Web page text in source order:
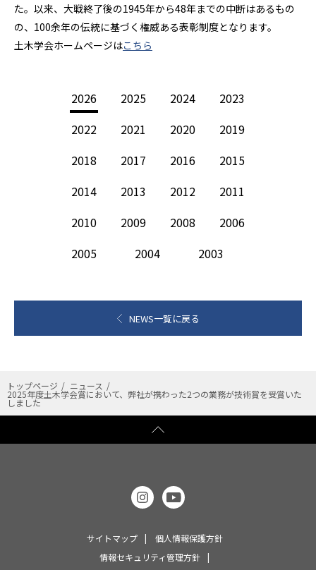
た。以来、大戦終了後の1945年から48年までの中断はあるもの
の、100余年の伝統に基づく権威ある表彰制度となります。
土木学会ホームページはこちら
2026 2025 2024
2023
2022
2021 2020
2019
2018
2017 2016
2015
2014
2013 2012
2011
2010
2009 2008
2006
2005
2004 2003
NEWS一覧に戻る
トップページ ニュース
2025年度土木学会賞において、弊社が携わった2つの業務が技術賞を受賞いた
しました
サイトマップ
個人情報保護方針
情報セキュリティ管理方針